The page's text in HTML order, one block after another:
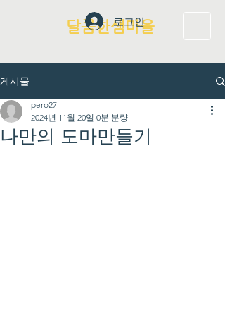
달콤한샘마을
로그인
게시물
나만의 도마만들기
pero27
2024년 11월 20일 0분 분량